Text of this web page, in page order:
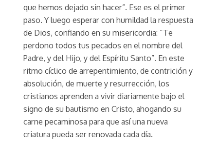
que hemos dejado sin hacer”. Ese es el primer
paso. Y luego esperar con humildad la respuesta
de Dios, confiando en su misericordia: “Te
perdono todos tus pecados en el nombre del
Padre, y del Hijo, y del Espíritu Santo”. En este
ritmo cíclico de arrepentimiento, de contrición y
absolución, de muerte y resurrección, los
cristianos aprenden a vivir diariamente bajo el
signo de su bautismo en Cristo, ahogando su
carne pecaminosa para que así una nueva
criatura pueda ser renovada cada día.